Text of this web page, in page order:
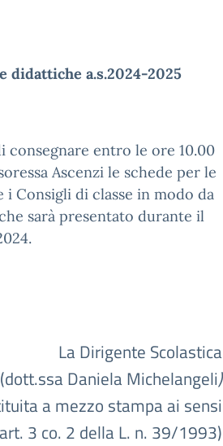
didattiche a.s.2024-2025
consegnare entro le ore 10.00
Ascenzi le schede per le
Consigli di classe in modo da
sarà presentato durante il
La Dirigente Scolastica
(dott.ssa Daniela Michelangeli)
a mezzo stampa ai sensi
3 co. 2 della L. n. 39/1993)